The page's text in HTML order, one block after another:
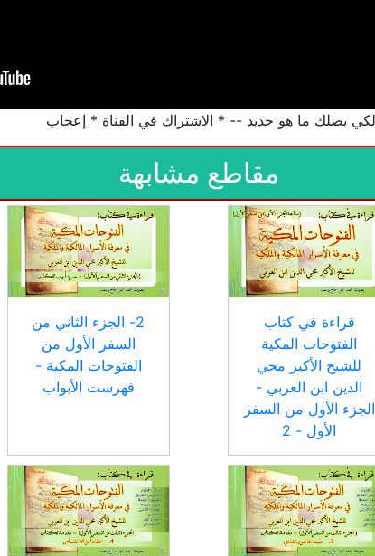
مقاطع مشابهة
قراءة في كتاب
الفتوحات المكية
للشيخ الأكبر محي
الدين ابن العربي -
الجزء الأول من السفر
الأول - 2
2- الجزء الثاني من
السفر الأول من
الفتوحات المكية -
فهرست الأبواب